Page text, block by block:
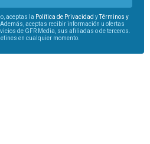
aceptas la Política de Privacidad yTérminos y
aceptas recibir información u ofertas
de GFR Media, sus afiliadas o de terceros.
en cualquier momento.